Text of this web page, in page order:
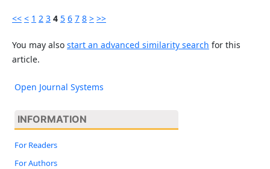
<< < 1 2 3 4 5 6 7 8 > >>
You may also start an advanced similarity search for this
article.
Open Journal Systems
INFORMATION
For Readers
For Authors